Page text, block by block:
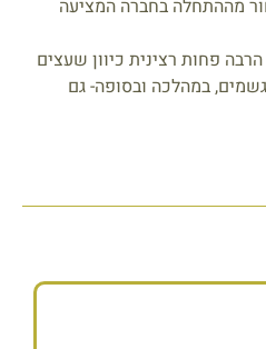
מההתחלה בחברה המציעה
פחות רצינית כיוון שעצים
במהלכה ובסופה- גם